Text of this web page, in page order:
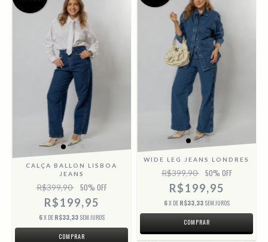
CALÇA BALLON LISBOA
JEANS
R$399,90 50% OFF
R$199,95
6X DE R$33,33 SEM JUROS
COMPRAR
WIDE LEG JEANS LONDRES
R$399,90 50% OFF
R$199,95
6X DE R$33,33 SEM JUROS
COMPRAR